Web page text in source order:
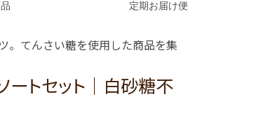
定期お届け便
。てんさい糖を使用した商品を集
ートセット│白砂糖不